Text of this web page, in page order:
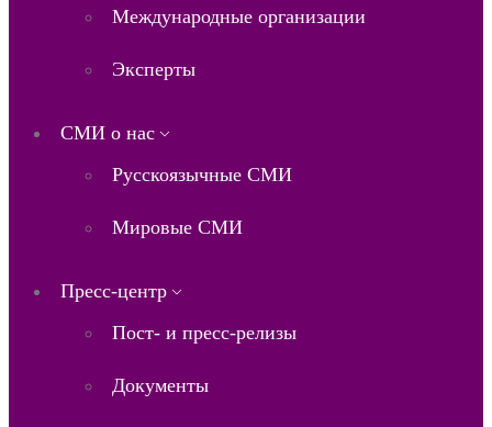
Международные организации
Эксперты
СМИ о нас
Русскоязычные СМИ
Мировые СМИ
Пресс-центр
Пост- и пресс-релизы
Документы